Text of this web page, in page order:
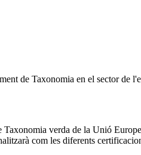
de Taxonomia en el sector
Taxonomia verda de la Unió
com les diferents